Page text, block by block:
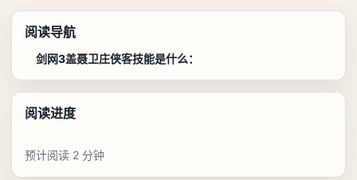
阅读导航
剑网3盖聂卫庄侠客技能是什么：
阅读进度
预计阅读 2 分钟